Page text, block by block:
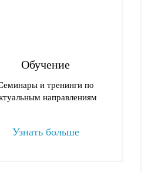
Обучение
и тренинги по
направлениям
Узнать больше